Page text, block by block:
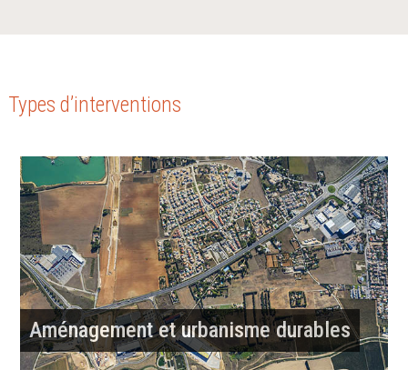
Types d’interventions
Aménagement et urbanisme durables